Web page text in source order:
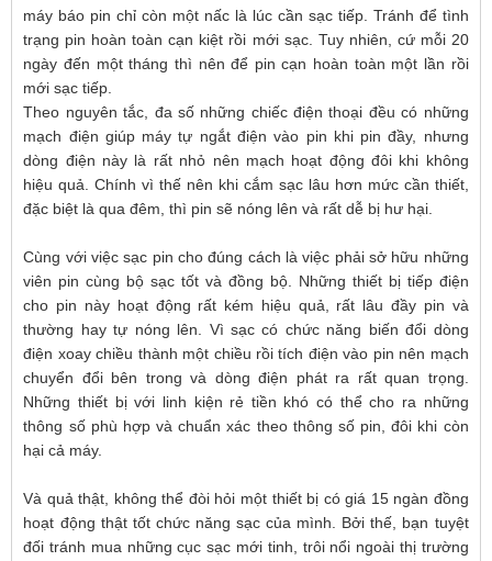
máy báo pin chỉ còn một nấc là lúc cần sạc tiếp. Tránh để tình
trạng pin hoàn toàn cạn kiệt rồi mới sạc. Tuy nhiên, cứ mỗi 20
ngày đến một tháng thì nên để pin cạn hoàn toàn một lần rồi
mới sạc tiếp.
Theo nguyên tắc, đa số những chiếc điện thoại đều có những
mạch điện giúp máy tự ngắt điện vào pin khi pin đầy, nhưng
dòng điện này là rất nhỏ nên mạch hoạt động đôi khi không
hiệu quả. Chính vì thế nên khi cắm sạc lâu hơn mức cần thiết,
đặc biệt là qua đêm, thì pin sẽ nóng lên và rất dễ bị hư hại.
Cùng với việc sạc pin cho đúng cách là việc phải sở hữu những
viên pin cùng bộ sạc tốt và đồng bộ. Những thiết bị tiếp điện
cho pin này hoạt động rất kém hiệu quả, rất lâu đầy pin và
thường hay tự nóng lên. Vì sạc có chức năng biến đổi dòng
điện xoay chiều thành một chiều rồi tích điện vào pin nên mạch
chuyển đổi bên trong và dòng điện phát ra rất quan trọng.
Những thiết bị với linh kiện rẻ tiền khó có thể cho ra những
thông số phù hợp và chuẩn xác theo thông số pin, đôi khi còn
hại cả máy.
Và quả thật, không thể đòi hỏi một thiết bị có giá 15 ngàn đồng
hoạt động thật tốt chức năng sạc của mình. Bởi thế, bạn tuyệt
đối tránh mua những cục sạc mới tinh, trôi nổi ngoài thị trường